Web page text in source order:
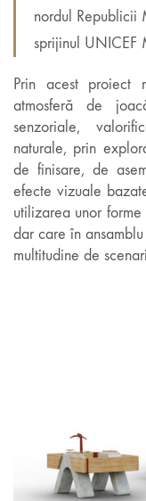
nordul Republicii
sprijinul UNICEF
Prin acest
atmosferă de
senzoriale,
naturale, prin
de finisare, de
efecte vizuale
utilizarea unor
dar care în
multitudine de